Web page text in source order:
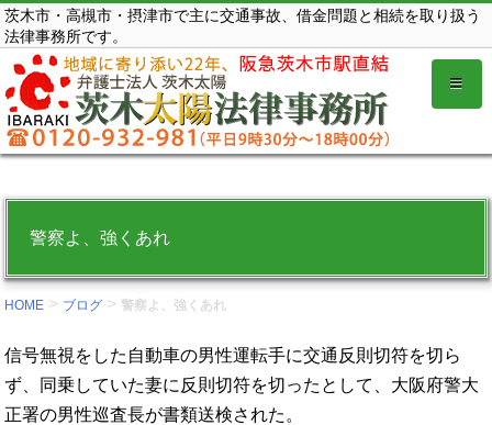
コ
ン
テ
ン
ツ
を
る。
茨木市・高槻市・摂津市で主に交通事故、借金問題と相続を取り扱う
法律事務所です。
警察よ、強くあれ
HOME > ブログ > 警察よ、強くあれ
信号無視をした自動車の男性運転手に交通反則切符を切ら
ず、同乗していた妻に反則切符を切ったとして、大阪府警大
正署の男性巡査長が書類送検された。